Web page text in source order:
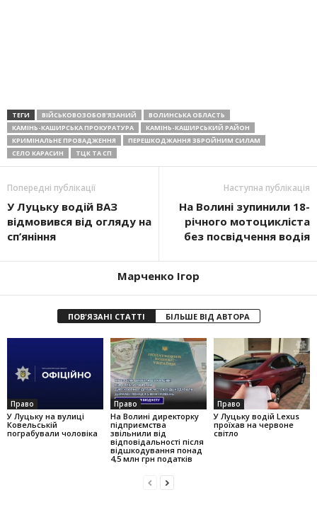
ТЕГИ ВІЙСЬКОВОЗОБОВ'ЯЗАНИЙ
ВОЛИНСЬКА ОБЛАСТЬ
КАМІНЬ-КАШИРСЬКА ПРОКУРАТУРА
КАМІНЬ-КАШИРСЬКИЙ РАЙОН
КРИМІНАЛЬНЕ ПРОВАДЖЕННЯ
ПЕРЕШКОДЖАННЯ ЗБРОЙНИМ СИЛАМ
СЕЛО КАРАСИН
ТЦК ТА СП
Попередні публікації
У Луцьку водій ВАЗ
відмовився від огляду на
сп’яніння
Наступна публікація
На Волині зупинили 18-
річного мотоцикліста
без посвідчення водія
Марченко Ігор
ПОВ'ЯЗАНІ СТАТТІ БІЛЬШЕ ВІД АВТОРА
Право
У Луцьку на вулиці
Ковельській
пограбували чоловіка
Право
На Волині директорку
підприємства
звільнили від
відповідальності після
відшкодування понад
4,5 млн грн податків
Право
У Луцьку водій Lexus
проїхав на червоне
світло